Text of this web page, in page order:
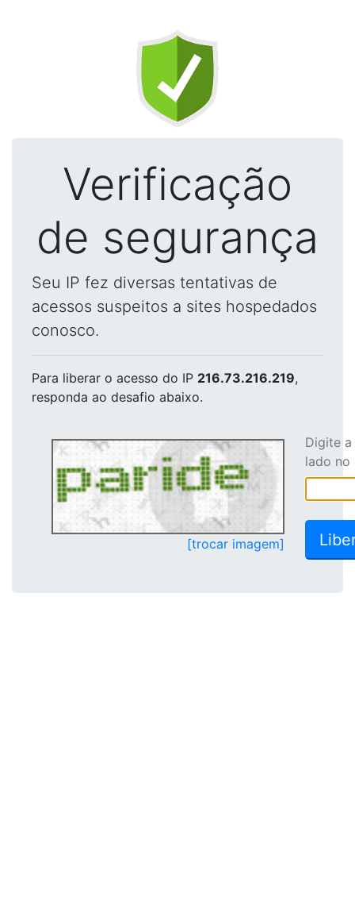
Verificação
de segurança
Seu IP fez diversas tentativas de
acessos suspeitos a sites hospedados
conosco.
Para liberar o acesso do IP 216.73.216.219,
responda ao desafio abaixo.
[trocar imagem]
Digite
lado no